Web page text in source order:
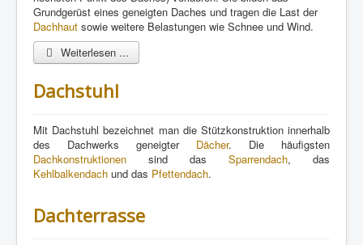
Grundgerüst eines geneigten Daches und tragen die Last der
Dachhaut sowie weitere Belastungen wie Schnee und Wind.
Weiterlesen ...
Dachstuhl
Mit Dachstuhl bezeichnet man die Stützkonstruktion innerhalb
des Dachwerks geneigter Dächer. Die häufigsten
Dachkonstruktionen sind das Sparrendach, das
Kehlbalkendach und das Pfettendach.
Dachterrasse